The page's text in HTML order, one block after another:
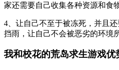
家还需要自己收集各种资源和食
4、让自己不至于被冻死，并且
挡雨，让自己不会被恶劣的环境
我和校花的荒岛求生游戏优